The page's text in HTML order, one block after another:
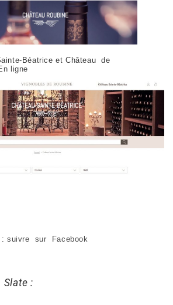
Béatrice et Château de
ligne
:suivre sur Facebook
Slate :